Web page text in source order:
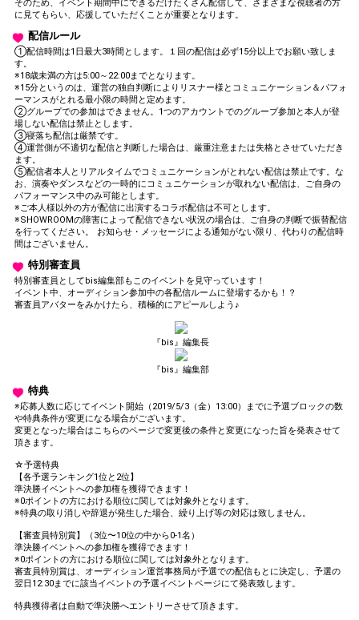
そのため、イベント期間中にできるだけたくさん配信して、さまざまな視聴者の方
に見てもらい、応援していただくことが重要となります。
配信ルール
①配信時間は1日最大3時間とします。１回の配信は必ず15分以上でお願い致しま
す。
※18歳未満の方は5:00～22:00までとなります。
※15分というのは、運営の独自判断によりリスナー様とコミュニケーション＆パフォ
ーマンスがとれる最小限の時間と定めます。
②グループでの参加はできません。1つのアカウントでのグループ参加と本人が登
場しない配信は禁止とします。
③寝落ち配信は厳禁です。
④運営側が不適切な配信と判断した場合は、厳重注意または失格とさせていただき
ます。
⑤配信者本人とリアルタイムでコミュニケーションがとれない配信は禁止です。な
お、演奏やダンスなどの一時的にコミュニケーションが取れない配信は、ご自身の
パフォーマンス中のみ可能とします。
※ご本人様以外の方が配信に出演するコラボ配信は不可とします。
※SHOWROOMの障害によって配信できない状況の場合は、ご自身の判断で振替配信
を行ってください。 お知らせ・メッセージによる通知がない限り、代わりの配信時
間はございません。
特別審査員
特別審査員としてbis編集部もこのイベントを見守っています！
イベント中、オーディション参加中の各配信ルームに登場するかも！？
審査員アバターをみかけたら、積極的にアピールしよう♪
『bis』編集長
『bis』編集部
特典
※応募人数に応じてイベント開始（2019/5/3（金）13:00）までに予選ブロックの数
や特典条件が変更になる場合がございます。
変更となった場合はこちらのページで変更後の条件と変更になった旨を発表させて
頂きます。
☆予選特典
【各予選ランキング1位と2位】
準決勝イベントへの参加権を獲得できます！
※0ポイントの方における順位に関しては対象外となります。
※特典の取り消しや辞退が発生した場合、繰り上げ等の対応は致しません。
【審査員特別賞】（3位〜10位の中から0-1名）
準決勝イベントへの参加権を獲得できます！
※0ポイントの方における順位に関しては対象外となります。
審査員特別賞は、オーディション運営事務局が予選での配信もとに決定し、予選の
翌日12:30までに該当イベントの予選イベントページにて発表致します。
特典獲得者は自動で準決勝へエントリーさせて頂きます。